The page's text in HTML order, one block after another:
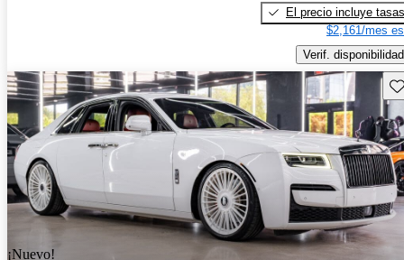
El precio incluye tasas
$2,161/mes
Verif. disponibilidad
¡Nuevo!